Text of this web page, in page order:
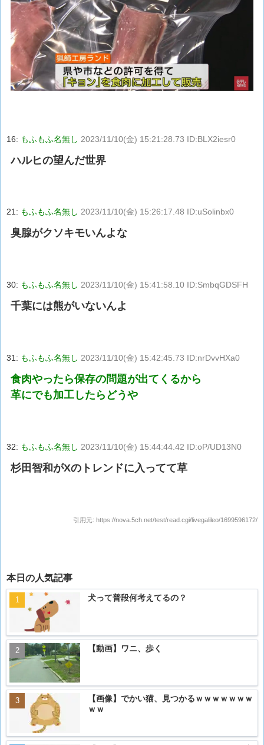
16: もふもふ名無し 2023/11/10(金) 15:21:28.73 ID:BLX2iesr0
ハルヒの望んだ世界
21: もふもふ名無し 2023/11/10(金) 15:26:17.48 ID:uSolinbx0
臭腺がクソキモいんよな
30: もふもふ名無し 2023/11/10(金) 15:41:58.10 ID:SmbqGDSFH
千葉には熊がいないんよ
31: もふもふ名無し 2023/11/10(金) 15:42:45.73 ID:nrDvvHXa0
食肉やったら保存の問題が出てくるから
革にでも加工したらどうや
32: もふもふ名無し 2023/11/10(金) 15:44:44.42 ID:oP/UD13N0
杉田智和がXのトレンドに入ってて草
引用元: https://nova.5ch.net/test/read.cgi/livegalileo/1699596172/
本日の人気記事
犬って普段何考えてるの？
【動画】ワニ、歩く
【画像】でかい猫、見つかるｗｗｗｗｗｗｗ
ｗｗ